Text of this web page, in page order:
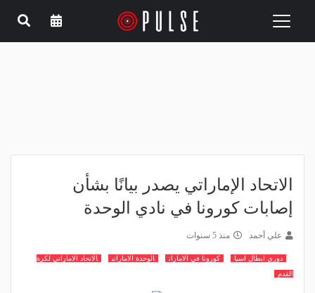
Toggle
الاتحاد الإماراتي يصدر بيانًا بشأن
إصابات كورونا في نادي الوحدة
علي أحمد منذ 5 سنوات
دوري ابطال اسيا كورونا في الامارات الوحدة الاماراتي
الاتحاد الاماراتي لكرة
القدم